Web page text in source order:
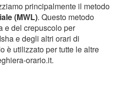
principalmente il metodo
(MWL). Questo metodo
e del crepuscolo per
e degli altri orari di
è utilizzato per tutte le altre
orario.it.